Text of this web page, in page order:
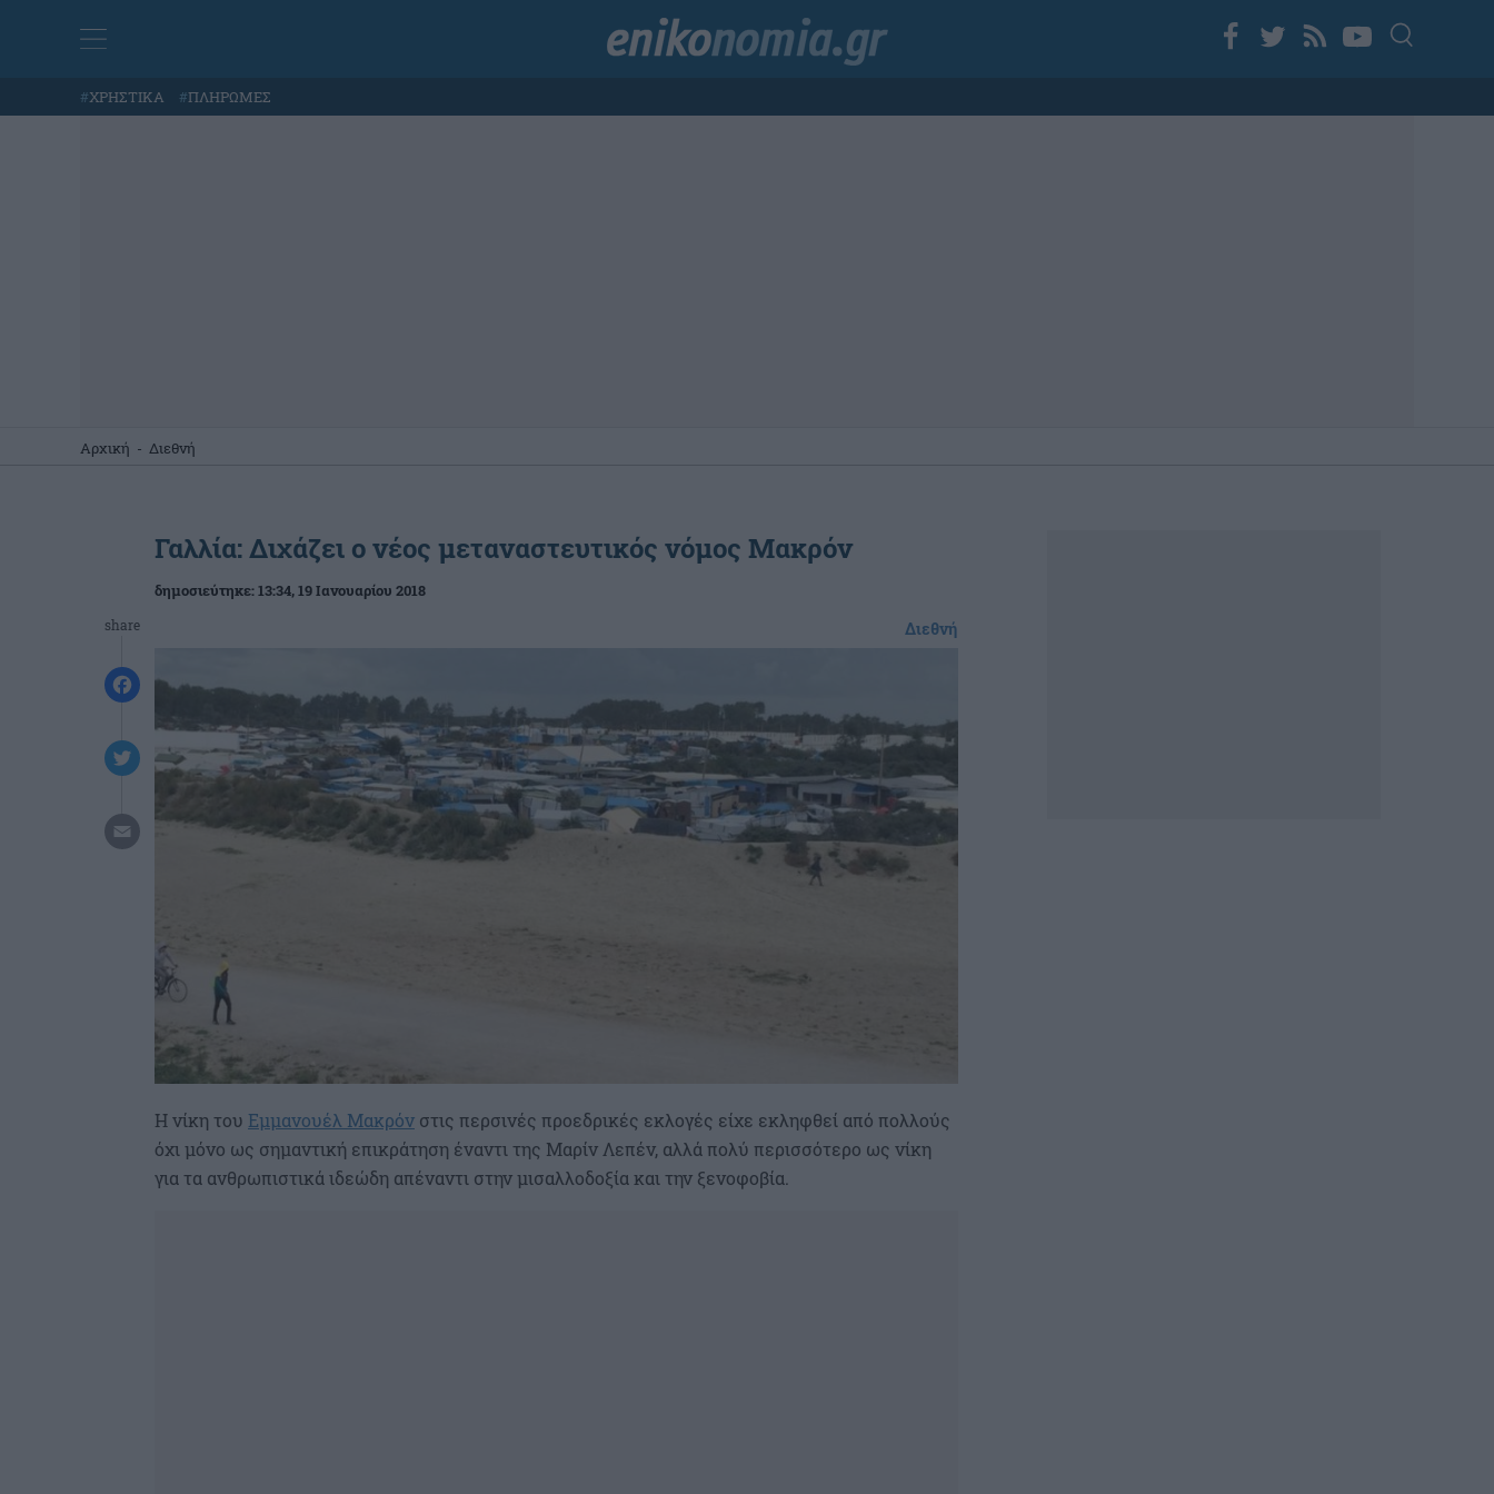
#ΧΡΗΣΤΙΚΑ #ΠΛΗΡΩΜΕΣ
Αρχική - Διεθνή
share
Γαλλία: Διχάζει ο νέος μεταναστευτικός νόμος Μακρόν
δημοσιεύτηκε:13:34, 19 Ιανουαρίου 2018
Διεθνή
Η νίκη του Εμμανουέλ Μακρόν στις περσινές προεδρικές εκλογές είχε εκληφθεί από πολλούς
όχι μόνο ως σημαντική επικράτηση έναντι της Μαρίν Λεπέν, αλλά πολύ περισσότερο ως νίκη
για τα ανθρωπιστικά ιδεώδη απέναντι στην μισαλλοδοξία και την ξενοφοβία.